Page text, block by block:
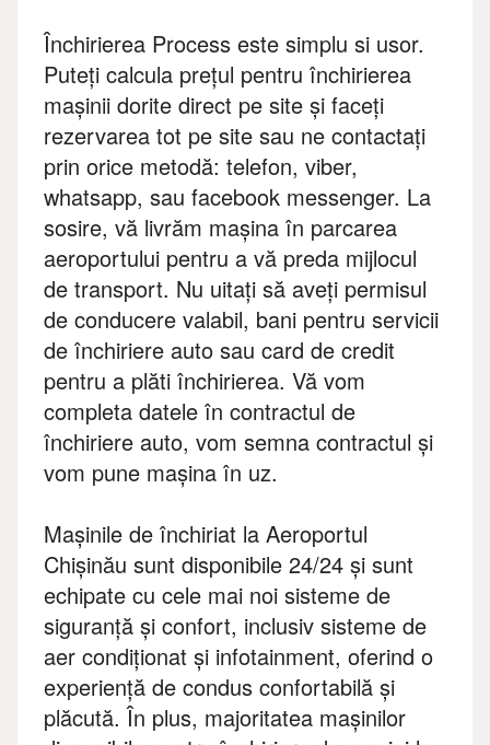
Închirierea Process este simplu si usor.
Puteți calcula prețul pentru închirierea
mașinii dorite direct pe site și faceți
rezervarea tot pe site sau ne contactați
prin orice metodă: telefon, viber,
whatsapp, sau facebook messenger. La
sosire, vă livrăm mașina în parcarea
aeroportului pentru a vă preda mijlocul
de transport. Nu uitați să aveți permisul
de conducere valabil, bani pentru servicii
de închiriere auto sau card de credit
pentru a plăti închirierea. Vă vom
completa datele în contractul de
închiriere auto, vom semna contractul și
vom pune mașina în uz.
Mașinile de închiriat la Aeroportul
Chișinău sunt disponibile 24/24 și sunt
echipate cu cele mai noi sisteme de
siguranță și confort, inclusiv sisteme de
aer condiționat și infotainment, oferind o
experiență de condus confortabilă și
plăcută. În plus, majoritatea mașinilor